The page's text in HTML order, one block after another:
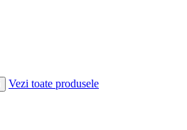
Vezi toate produsele